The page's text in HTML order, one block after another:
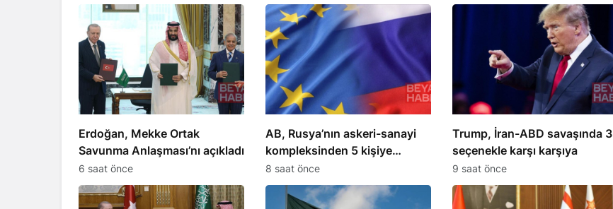
Erdoğan, Mekke Ortak
Savunma Anlaşması’nı açıkladı
6 saat önce
AB, Rusya’nın askeri-sanayi
kompleksinden 5 kişiye
yaptırım uyguladı
8 saat önce
Trump, İran-ABD savaşında 3
seçenekle karşı karşıya
9 saat önce